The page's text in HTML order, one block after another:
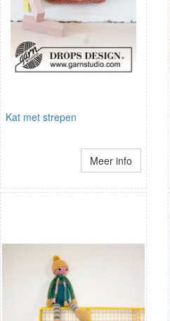
Kat met strepen
Meer info